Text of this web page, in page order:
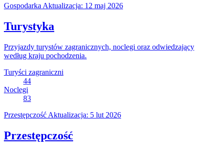
Gospodarka Aktualizacja: 12 maj 2026
Turystyka
Przyjazdy turystów zagranicznych, noclegi oraz odwiedzający
według kraju pochodzenia.
Turyści zagraniczni
44
Noclegi
83
Przestępczość Aktualizacja: 5 lut 2026
Przestępczość